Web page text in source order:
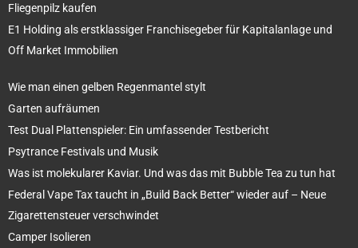
Fliegenpilz kaufen
E1 Holding als erstklassiger Franchisegeber für Kapitalanlage und
Off Market Immobilien
Wie man einen gelben Regenmantel stylt
Garten aufräumen
Test Dual Plattenspieler: Ein umfassender Testbericht
Psytrance Festivals und Musik
Was ist molekularer Kaviar. Und was das mit Bubble Tea zu tun hat
Federal Vape Tax taucht in „Build Back Better“ wieder auf – Neue
Zigarettensteuer verschwindet
Camper Isolieren